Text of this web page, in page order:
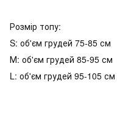
Розмір топу:
S: об'єм грудей 75-85 см
М: об'єм грудей 85-95 см
L: об'єм грудей 95-105 см